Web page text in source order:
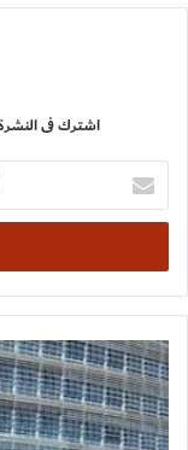
اشترك فى
أدخل
بريدك
الإلكتروني